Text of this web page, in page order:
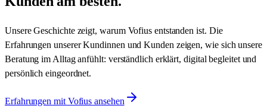
Unsere Geschichte zeigt, warum Vofius entstanden ist. Die
Erfahrungen unserer Kundinnen und Kunden zeigen, wie sich unsere
Beratung im Alltag anfühlt: verständlich erklärt, digital begleitet und
persönlich eingeordnet.
Erfahrungen mit Vofius ansehen